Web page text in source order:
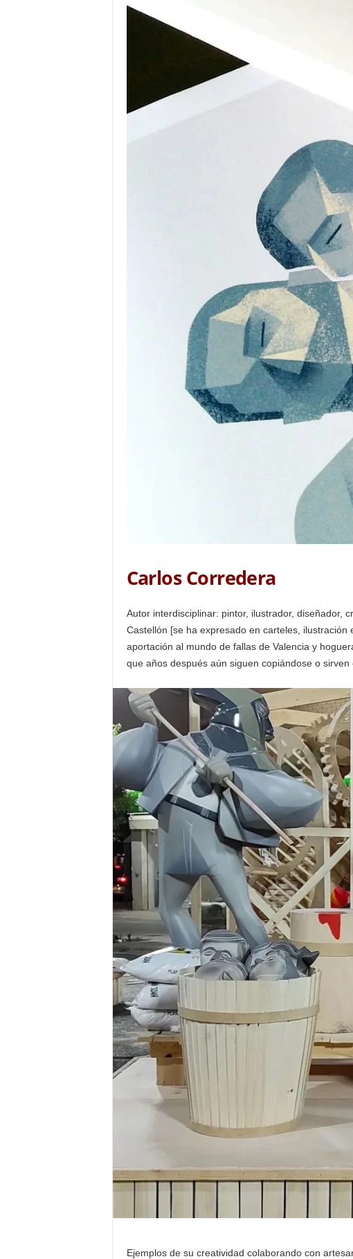
Carlos Corredera
Autor interdisciplinar: pintor, ilustrador, diseñador,
Castellón [se ha expresado en carteles,
aportación al mundo de fallas de Valencia y
que años después aún siguen copiándose o
Ejemplos de su creatividad colaborando con